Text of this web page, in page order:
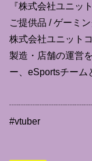
『株式会社ユニッ
ご提供品 / ゲーミ
株式会社ユニット
製造・店舗の運営
ー、eSportsチーム
#vtuber